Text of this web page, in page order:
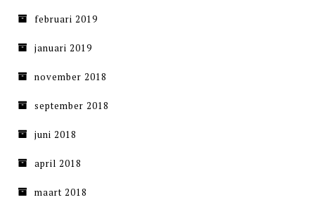
februari 2019
januari 2019
november 2018
september 2018
juni 2018
april 2018
maart 2018